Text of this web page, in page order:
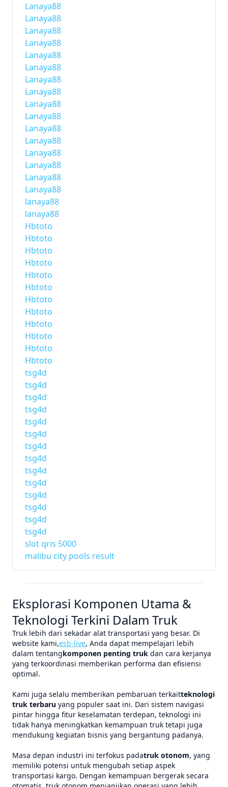
Lanaya88
Lanaya88
Lanaya88
Lanaya88
Lanaya88
Lanaya88
Lanaya88
Lanaya88
Lanaya88
Lanaya88
Lanaya88
Lanaya88
Lanaya88
Lanaya88
Lanaya88
Lanaya88
lanaya88
lanaya88
Hbtoto
Hbtoto
Hbtoto
Hbtoto
Hbtoto
Hbtoto
Hbtoto
Hbtoto
Hbtoto
Hbtoto
Hbtoto
Hbtoto
tsg4d
tsg4d
tsg4d
tsg4d
tsg4d
tsg4d
tsg4d
tsg4d
tsg4d
tsg4d
tsg4d
tsg4d
tsg4d
tsg4d
slot qris 5000
malibu city pools result
Eksplorasi Komponen Utama &
Teknologi Terkini Dalam Truk
Truk lebih dari sekadar alat transportasi yang besar. Di
website kami,esb-live, Anda dapat mempelajari lebih
dalam tentangkomponen penting truk dan cara kerjanya
yang terkoordinasi memberikan performa dan efisiensi
optimal.
Kami juga selalu memberikan pembaruan terkaitteknologi
truk terbaru yang populer saat ini. Dari sistem navigasi
pintar hingga fitur keselamatan terdepan, teknologi ini
tidak hanya meningkatkan kemampuan truk tetapi juga
mendukung kegiatan bisnis yang bergantung padanya.
Masa depan industri ini terfokus padatruk otonom, yang
memiliki potensi untuk mengubah setiap aspek
transportasi kargo. Dengan kemampuan bergerak secara